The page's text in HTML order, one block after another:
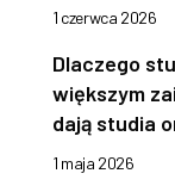
1 czerwca 2026
Dlaczego
większym
dają studia
1 maja 2026